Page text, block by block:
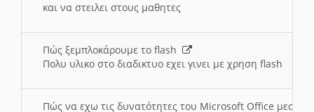
και να στειλει στους μαθητες
Πώς ξεμπλοκάρουμε το flash
Πολυ υλικο στο διαδικτυο εχει γινει με χρηση flash
Πώς να εχω τις δυνατότητες του Microsoft Office μεσω